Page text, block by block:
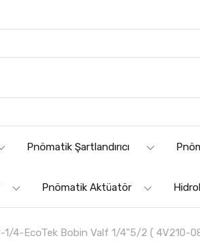
Pnömatik Şartlandırıcı
Pnömatik Aktüatör
1/4-EcoTek Bobin Valf 1/4"5/2 ( 4V210-